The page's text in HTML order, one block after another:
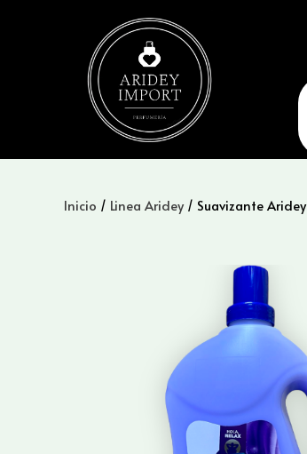
Inicio / Linea Aridey/ Suavizante Aridey